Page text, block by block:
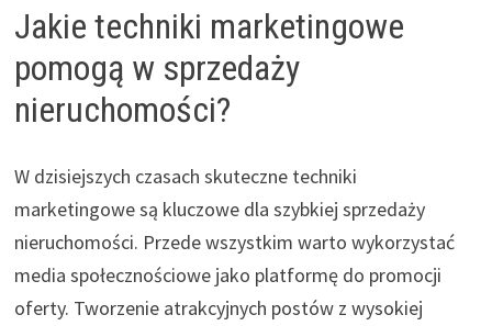
Jakie techniki marketingowe
pomogą w sprzedaży
nieruchomości?
W dzisiejszych czasach skuteczne techniki
marketingowe są kluczowe dla szybkiej sprzedaży
nieruchomości. Przede wszystkim warto wykorzystać
media społecznościowe jako platformę do promocji
oferty. Tworzenie atrakcyjnych postów z wysokiej